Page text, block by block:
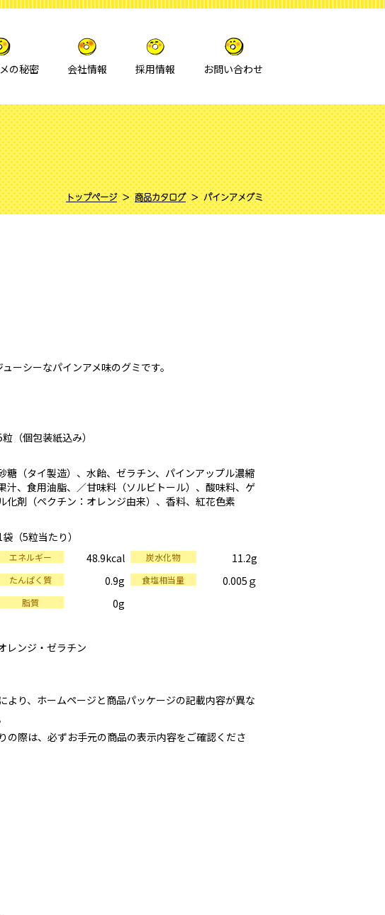
の秘密 会社情報 採用情報 お問い合わせ
トップページ 商品カタログ パインアメグミ
ーシーなパインアメ味のグミです。
粒（個包装紙込み）
糖（タイ製造）、水飴、ゼラチン、パインアップル濃縮
汁、食用油脂、／甘味料（ソルビトール）、酸味料、ゲ
化剤（ペクチン：オレンジ由来）、香料、紅花色素
袋（5粒当たり）
エネルギー 48.9kcal 炭水化物 11.2g
たんぱく質 0.9g 食塩相当量 0.005ｇ
脂質 0g
レンジ・ゼラチン
より、ホームページと商品パッケージの記載内容が異な
の際は、必ずお手元の商品の表示内容をご確認くださ